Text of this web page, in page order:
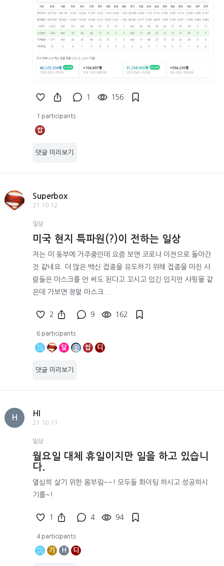
1 156
1 participants
쌉
댓글 미리보기
Superbox
21.10.12
일상
미국 현지 특파원(?)이 전하는 일상
저는 미 동부에 거주중인데 요즘 보면 코로나 이전으로 돌아간
것 같네요. 더 많은 백신 접종을 유도하기 위해 접종을 마친 사
람들은 마스크를 안 써도 된다고 꼬시고 있긴 있지만 샤핑몰 같
은데 가보면 정말 마스크 ...
2 9 162
6 participants
달 쌉 디
댓글 미리보기
H
HI
21.10.11
일상
월요일 대체 휴일이지만 일을 하고 있습니
다.
열심히 살기 위한 몸부림~~! 모두들 화이팅 하시고 성공하시
기를~!
1 4 94
4 participants
기 H 디